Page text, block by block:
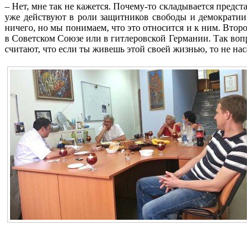
– Нет, мне так не кажется. Почему-то складывается
уже действуют в роли защитников свободы и
ничего, но мы понимаем, что это относится и к ним.
в Советском Союзе или в гитлеровской Германии. Так
считают, что если ты живешь этой своей жизнью, то не